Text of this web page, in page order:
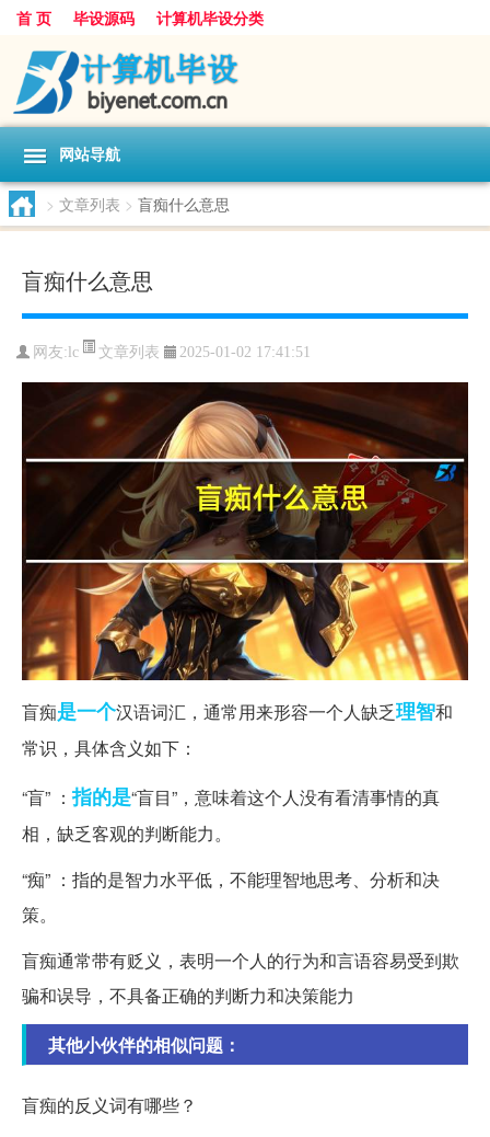
首 页 毕设源码 计算机毕设分类
网站导航
> 文章列表 > 盲痴什么意思
盲痴什么意思
网友: lc 文章列表 2025-01-02 17:41:51
盲痴是一个汉语词汇，通常用来形容一个人缺乏理智和
常识，具体含义如下：
“盲” ：指的是“盲目”，意味着这个人没有看清事情的真
相，缺乏客观的判断能力。
“痴” ：指的是智力水平低，不能理智地思考、分析和决
策。
盲痴通常带有贬义，表明一个人的行为和言语容易受到欺
骗和误导，不具备正确的判断力和决策能力
其他小伙伴的相似问题：
盲痴的反义词有哪些？